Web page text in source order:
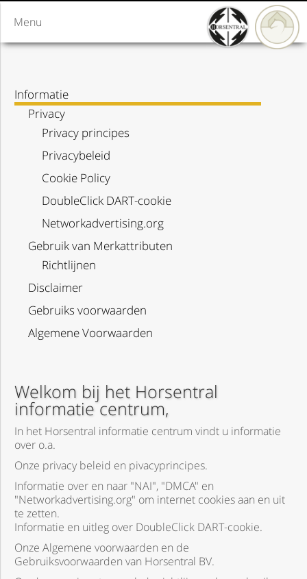
Menu
Informatie
Privacy
Privacy principes
Privacybeleid
Cookie Policy
DoubleClick DART-cookie
Networkadvertising.org
Gebruik van Merkattributen
Richtlijnen
Disclaimer
Gebruiks voorwaarden
Algemene Voorwaarden
Welkom bij het Horsentral
informatie centrum,
In het Horsentral informatie centrum vindt u informatie
over o.a.
Onze privacy beleid en pivacyprincipes.
Informatie over en naar "NAI", "DMCA" en
"Networkadvertising.org" om internet cookies aan en uit
te zetten.
Informatie en uitleg over DoubleClick DART-cookie.
Onze Algemene voorwaarden en de
Gebruiksvoorwaarden van Horsentral BV.